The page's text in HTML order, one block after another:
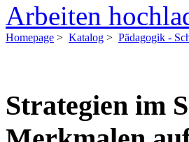
Arbeiten
Homepage > Katalog > Pädagogik -
Strategien im